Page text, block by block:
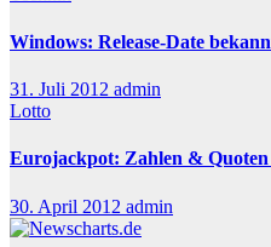
Windows: Release-Date
31. Juli 2012 admin
Lotto
Eurojackpot: Zahlen & Quoten
30. April 2012 admin